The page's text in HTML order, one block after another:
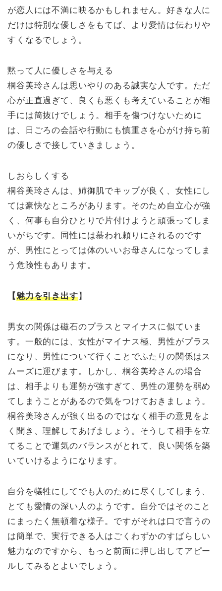
が恋人には不満に映るかもしれません。好きな人に
だけは特別な優しさをもてば、より愛情は伝わりや
すくなるでしょう。
黙って人に優しさを与える
桐谷美玲さんは思いやりのある誠実な人です。ただ
心が正直過ぎて、良くも悪くも考えていることが相
手には筒抜けでしょう。相手を傷つけないために
は、日ごろの会話や行動にも慎重さを心がけ持ち前
の優しさで接していきましょう。
しおらしくする
桐谷美玲さんは、姉御肌でキップが良く、女性にし
ては豪快なところがあります。そのため自立心が強
く、何事も自分ひとりで片付けようと頑張ってしま
いがちです。同性には慕われ頼りにされるのです
が、男性にとっては体のいいお母さんになってしま
う危険性もあります。
【魅力を引き出す】
男女の関係は磁石のプラスとマイナスに似ていま
す。一般的には、女性がマイナス極、男性がプラス
になり、男性について行くことでふたりの関係はス
ムーズに運びます。しかし、桐谷美玲さんの場合
は、相手よりも運勢が強すぎて、男性の運勢を弱め
てしまうことがあるので気をつけておきましょう。
桐谷美玲さんが強く出るのではなく相手の意見をよ
く聞き、理解してあげましょう。そうして相手を立
てることで運気のバランスがとれて、良い関係を築
いていけるようになります。
自分を犠牲にしてでも人のために尽くしてしまう、
とても愛情の深い人のようです。自分ではそのこと
にまったく無頓着な様子。ですがそれは口で言うの
は簡単で、実行できる人はごくわずかのすばらしい
魅力なのですから、もっと前面に押し出してアピー
ルしてみるとよいでしょう。